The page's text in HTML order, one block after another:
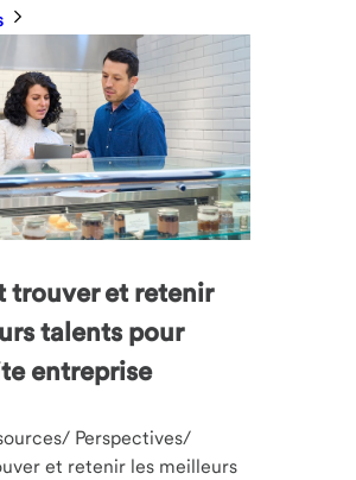
trouver et retenir
talents pour
entreprise
Perspectives/
et retenir les meilleurs